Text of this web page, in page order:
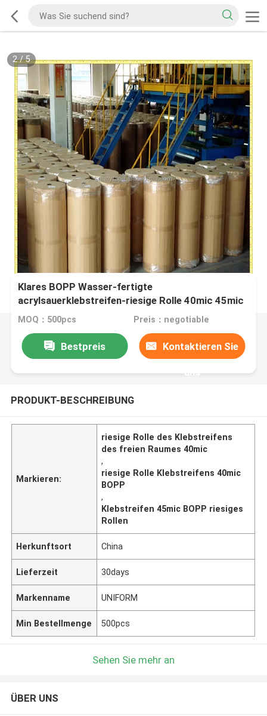
2/5
Klares BOPP Wasser-fertigte
acrylsauerklebstreifen-riesige Rolle 40mic 45mic
Farbe und Logo besonders an
MOQ：500pcs Preis：negotiable
Bestpreis Kontaktieren Sie
uns
PRODUKT-BESCHREIBUNG
Markieren:
riesige Rolle des Klebstreifens
des freien Raumes 40mic
,
riesige Rolle Klebstreifens 40mic
BOPP
,
Klebstreifen 45mic BOPP riesiges
Rollen
Herkunftsort China
Lieferzeit 30days
Markenname UNIFORM
Min Bestellmenge 500pcs
Sehen Sie mehr an
ÜBER UNS